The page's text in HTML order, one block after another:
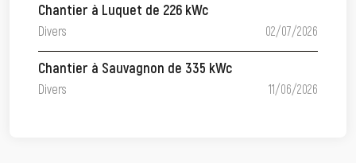
Chantier à Luquet de 226 kWc
Divers 02/07/2026
Chantier à Sauvagnon de 335 kWc
Divers 11/06/2026